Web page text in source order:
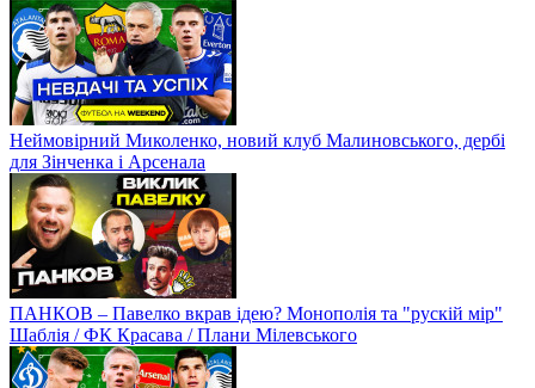
Неймовірний Миколенко, новий клуб Малиновського, дербі
для Зінченка і Арсенала
ПАНКОВ – Павелко вкрав ідею? Монополія та "рускій мір"
Шаблія / ФК Красава / Плани Мілевського